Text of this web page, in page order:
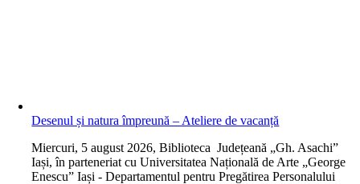
Desenul și natura împreună – Ateliere de vacanță
Miercuri, 5 august 2026, Biblioteca Județeană „Gh. Asachi”
Iași, în parteneriat cu Universitatea Națională de Arte „George
Enescu” Iași - Departamentul pentru Pregătirea Personalului